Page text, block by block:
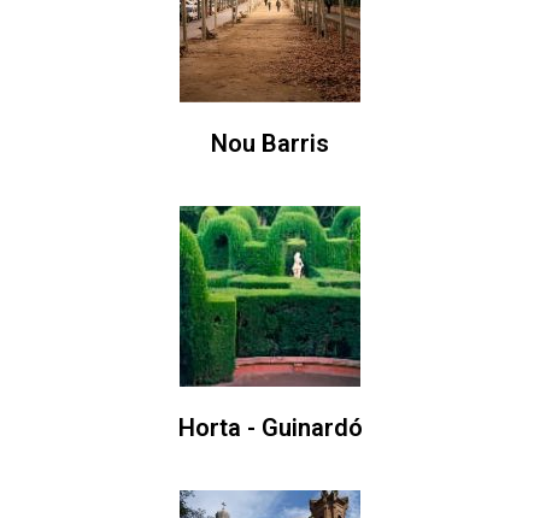
Nou Barris
Horta - Guinardó